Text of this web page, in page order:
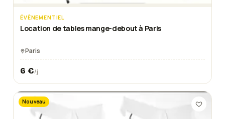
ÉVÈNEMENTIEL
Location de tables mange-debout à Paris
Paris
6 €/j
Nouveau